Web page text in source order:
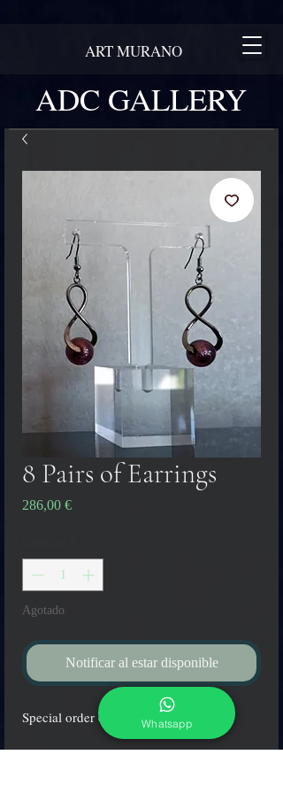
ADC GALLERY
ART MURANO
8 Pairs of Earrings
286,00 €Precio
Agotado
Notificar al estar disponible
Special order of 8 Pairs of Earrings
Whatsapp